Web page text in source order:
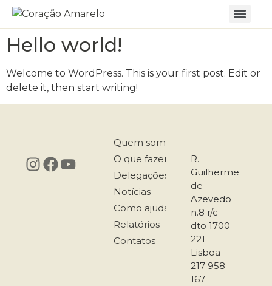
Hello world!
Welcome to WordPress. This is your first post. Edit or
delete it, then start writing!
Quem somos
O que fazemos
Delegações
Notícias
Como ajudar
Relatórios
Contatos
R.
Guilherme
de
Azevedo
n.8 r/c
dto 1700-
221
Lisboa
217 958
167